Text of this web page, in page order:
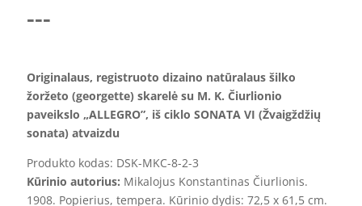
---
Originalaus, registruoto dizaino natūralaus šilko
žoržeto (georgette) skarelė su M. K. Čiurlionio
paveikslo „ALLEGRO”, iš ciklo SONATA VI (Žvaigždžių
sonata) atvaizdu
Produkto kodas: DSK-MKC-8-2-3
Kūrinio autorius: Mikalojus Konstantinas Čiurlionis.
1908. Popierius, tempera. Kūrinio dydis: 72,5 x 61,5 cm.